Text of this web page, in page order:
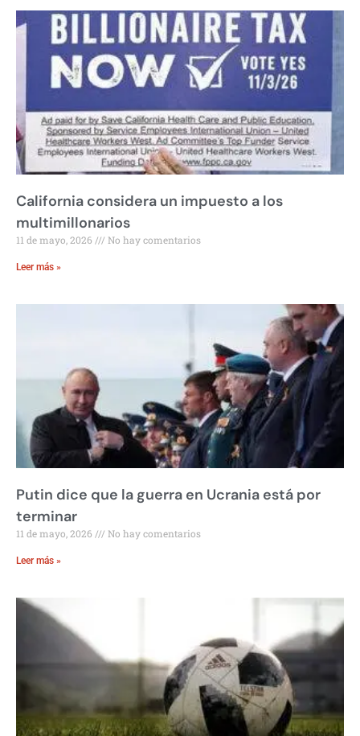
California considera un impuesto a los
multimillonarios
11 de mayo, 2026 No hay comentarios
Leer más »
Putin dice que la guerra en Ucrania está por
terminar
11 de mayo, 2026 No hay comentarios
Leer más »